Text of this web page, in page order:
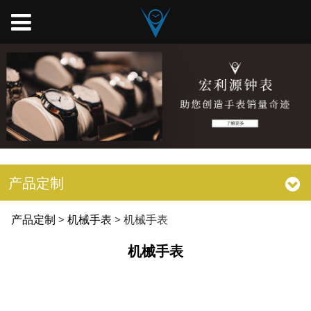
产品定制
机械手表
产品定制 >机械手表 >机械手表
机械手表